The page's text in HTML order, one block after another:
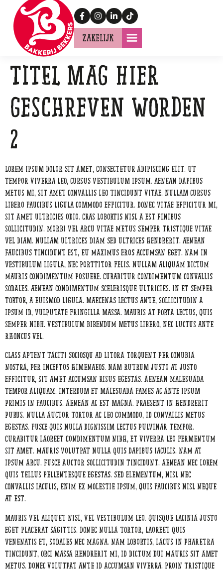
Zakelijk
Titel mag hier
geschreven worden
2
Lorem ipsum dolor sit amet, consectetur adipiscing elit. Ut
tempor viverra leo, cursus vestibulum ipsum. Aenean dapibus
metus mi, sit amet convallis leo tincidunt vitae. Nullam cursus
libero faucibus ligula commodo efficitur. Donec vitae efficitur mi,
sit amet ultricies odio. Cras lobortis nisl a est finibus
sollicitudin. Morbi vel arcu vitae metus semper tristique vitae
vel diam. Nullam ultrices diam sed ultrices hendrerit. Aenean
faucibus tincidunt est, eu maximus eros accumsan eget. Nam in
vestibulum ligula, nec porttitor felis. Nullam aliquam dictum
mauris condimentum posuere. Curabitur condimentum convallis
sodales. Aenean condimentum scelerisque ultricies. In et semper
tortor, a euismod ligula. Maecenas lectus ante, sollicitudin a
ipsum id, vulputate fringilla massa. Mauris at porta lectus, quis
semper nibh. Vestibulum bibendum metus libero, nec luctus ante
rhoncus vel.
Class aptent taciti sociosqu ad litora torquent per conubia
nostra, per inceptos himenaeos. Nam rutrum justo at justo
efficitur, sit amet accumsan risus egestas. Aenean malesuada
tempor aliquam. Interdum et malesuada fames ac ante ipsum
primis in faucibus. Aenean ac est magna. Praesent in hendrerit
purus. Nulla auctor tortor ac leo commodo, id convallis metus
egestas. Fusce quis nulla dignissim lectus pulvinar tempor.
Curabitur laoreet condimentum nibh, et viverra leo fermentum
sit amet. Mauris volutpat nulla quis dapibus iaculis. Nam at
ipsum arcu. Fusce auctor sollicitudin tincidunt. Aenean nec lorem
quis tellus pellentesque egestas. Sed elementum, nisl nec
convallis iaculis, enim ex molestie ipsum, quis faucibus nisl neque
at est.
Mauris vel aliquet nisl, vel vestibulum leo. Quisque lacinia justo
eget placerat sagittis. Donec nulla tortor, laoreet quis
venenatis et, sodales nec magna. Nam lobortis, lacus in pharetra
tincidunt, orci massa hendrerit mi, id dictum dui mauris sit amet
metus. Donec volutpat ante id accumsan viverra. Proin tristique